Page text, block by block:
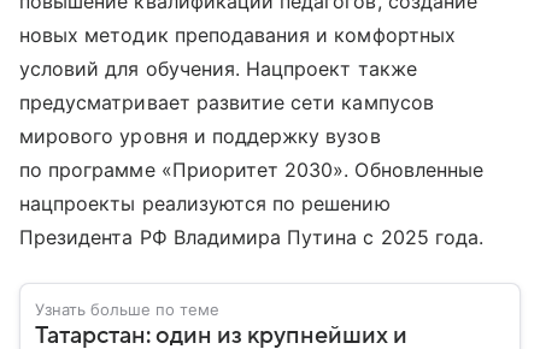
новых методик преподавания и комфортных
условий для обучения. Нацпроект также
предусматривает развитие сети кампусов
мирового уровня и поддержку вузов
по программе «Приоритет 2030». Обновленные
нацпроекты реализуются по решению
Президента РФ Владимира Путина с 2025 года.
Узнать больше по теме
Татарстан: один из крупнейших и